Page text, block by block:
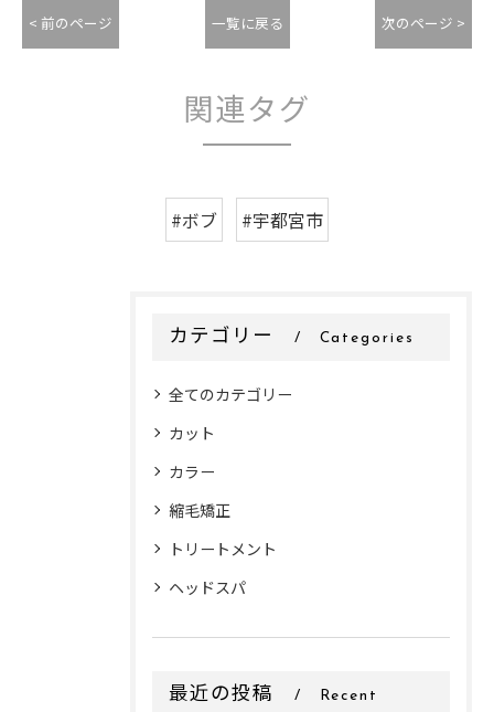
< 前のページ 一覧に戻る 次のページ >
関連タグ
#ボブ #宇都宮市
カテゴリー Categories
全てのカテゴリー
カット
カラー
縮毛矯正
トリートメント
ヘッドスパ
最近の投稿 Recent